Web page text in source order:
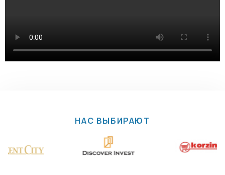
НАС ВЫБИРАЮТ